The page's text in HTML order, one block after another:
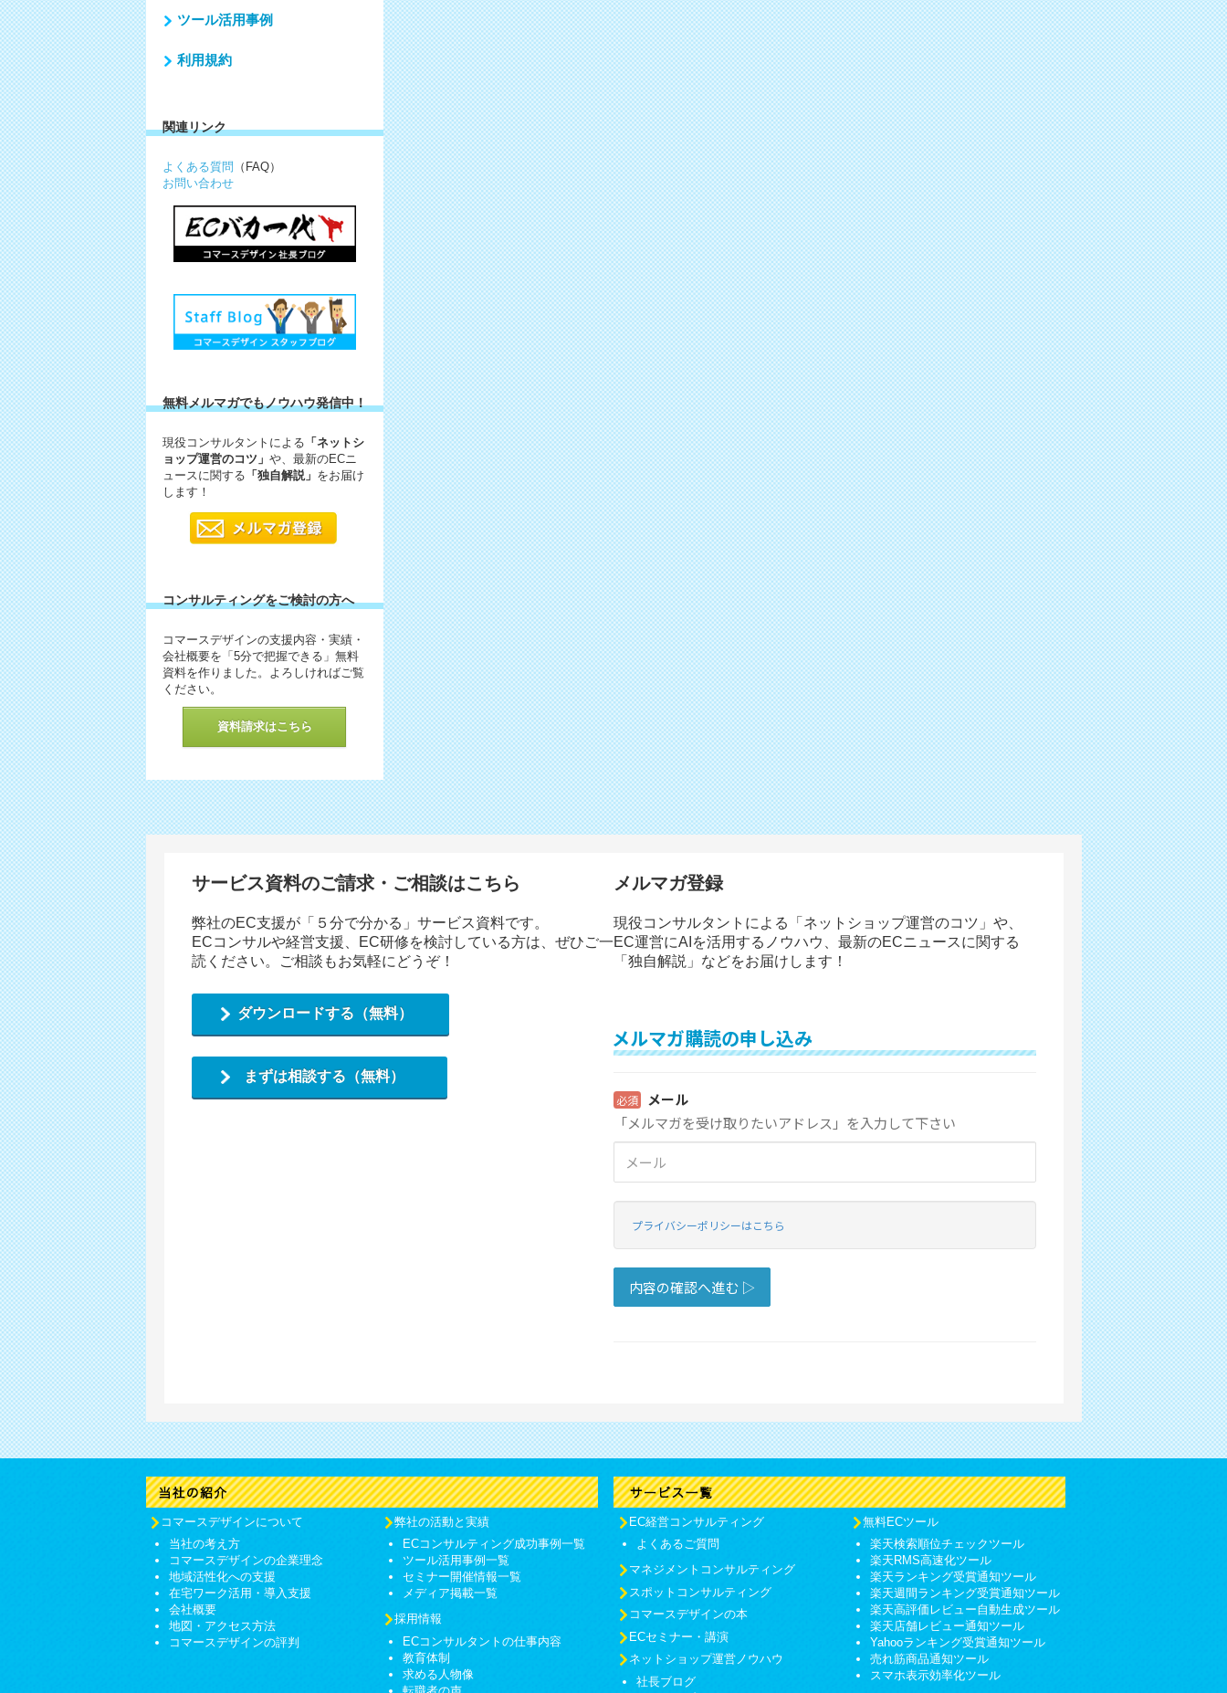
ツール活用事例
利用規約
関連リンク
よくある質問 （FAQ）
お問い合わせ
無料メルマガでもノウハウ発信中！
現役コンサルタントによる 「ネットシ
ョップ運営のコツ」 や、最新のECニ
ュースに関する 「独自解説」 をお届け
します！
コンサルティングをご検討の方へ
コマースデザインの支援内容・実績・
会社概要を「5分で把握できる」無料
資料を作りました。よろしければご覧
ください。
資料請求はこちら
サービス資料のご請求・ご相談はこちら
弊社のEC支援が「５分で分かる」サービス資料です。
ECコンサルや経営支援、EC研修を検討している方は、ぜひご一
読ください。ご相談もお気軽にどうぞ！
ダウンロードする（無料）
まずは相談する（無料）
メルマガ登録
現役コンサルタントによる「ネットショップ運営のコツ」や、
EC運営にAIを活用するノウハウ、最新のECニュースに関する
「独自解説」などをお届けします！
コマースデザインについて
当社の考え方
コマースデザインの企業理念
地域活性化への支援
在宅ワーク活用・導入支援
会社概要
地図・アクセス方法
コマースデザインの評判
弊社の活動と実績
ECコンサルティング成功事例一覧
ツール活用事例一覧
セミナー開催情報一覧
メディア掲載一覧
採用情報
ECコンサルタントの仕事内容
教育体制
求める人物像
EC経営コンサルティング
よくあるご質問
マネジメントコンサルティング
スポットコンサルティング
コマースデザインの本
ECセミナー・講演
ネットショップ運営ノウハウ
社長ブログ
無料ECツール
楽天検索順位チェックツール
楽天RMS高速化ツール
楽天ランキング受賞通知ツール
楽天週間ランキング受賞通知ツール
楽天高評価レビュー自動生成ツール
楽天店舗レビュー通知ツール
Yahooランキング受賞通知ツール
売れ筋商品通知ツール
スマホ表示効率化ツール